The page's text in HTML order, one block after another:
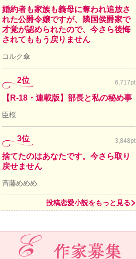
婚約者も家族も義母に奪われ追放さ
れた公爵令嬢ですが、隣国侯爵家で
才覚が認められたので、今さら後悔
されてももう戻りません
コルク傘
2位 6,717pt
【R-18・連載版】部長と私の秘め事
臣桜
3位 3,848pt
捨てたのはあなたです。今さら取り
戻せません
斉藤めめめ
投稿恋愛小説をもっと見る